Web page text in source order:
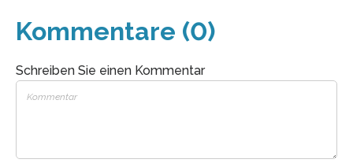
Kommentare (0)
Schreiben Sie einen Kommentar